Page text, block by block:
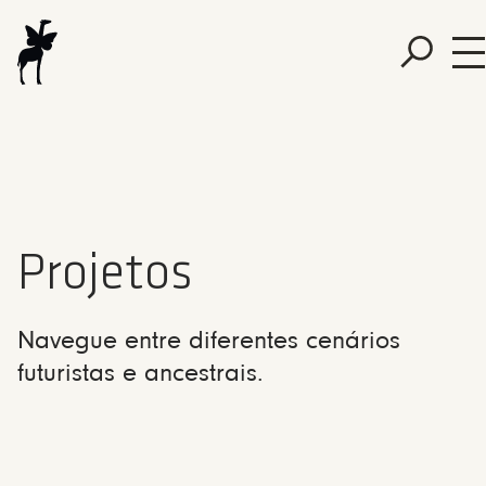
Projetos
Navegue entre diferentes cenários
futuristas e ancestrais.